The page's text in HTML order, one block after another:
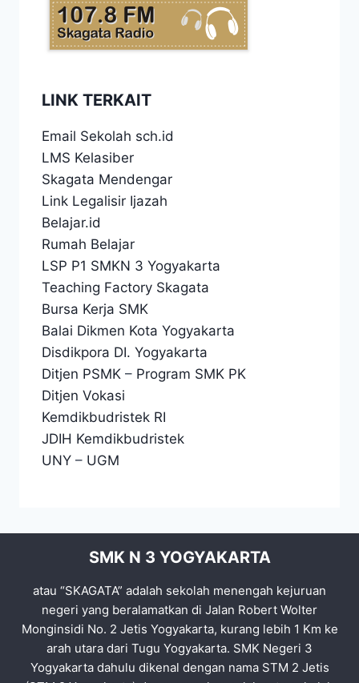
LINK TERKAIT
Email Sekolah sch.id
LMS Kelasiber
Skagata Mendengar
Link Legalisir Ijazah
Belajar.id
Rumah Belajar
LSP P1 SMKN 3 Yogyakarta
Teaching Factory Skagata
Bursa Kerja SMK
Balai Dikmen Kota Yogyakarta
Disdikpora DI. Yogyakarta
Ditjen PSMK – Program SMK PK
Ditjen Vokasi
Kemdikbudristek RI
JDIH Kemdikbudristek
UNY – UGM
SMK N 3 YOGYAKARTA
atau “SKAGATA” adalah sekolah menengah kejuruan
negeri yang beralamatkan di Jalan Robert Wolter
Monginsidi No. 2 Jetis Yogyakarta, kurang lebih 1 Km ke
arah utara dari Tugu Yogyakarta. SMK Negeri 3
Yogyakarta dahulu dikenal dengan nama STM 2 Jetis